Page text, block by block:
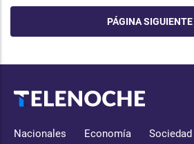
PÁGINA SIGUIENTE
Nacionales Economía Sociedad